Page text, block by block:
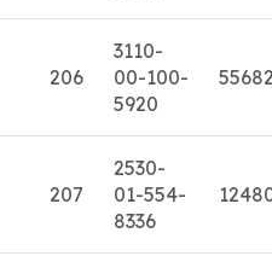
206
3110-
00-100-
5920
207
2530-
01-554-
8336